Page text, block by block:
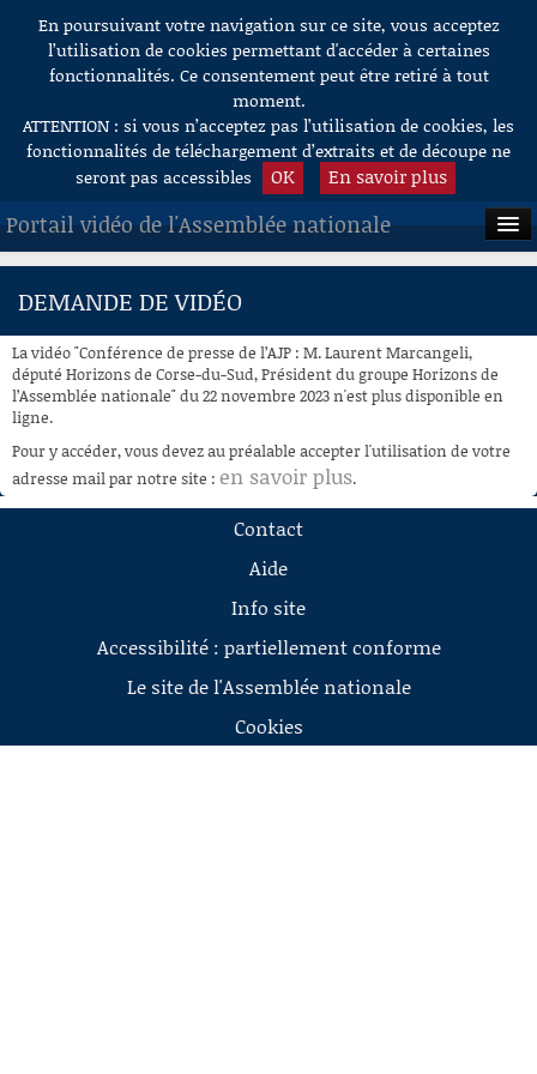
Aller au contenu
En poursuivant votre navigation sur ce site, vous acceptez
l’utilisation de cookies permettant d'accéder à certaines
fonctionnalités. Ce consentement peut être retiré à tout
moment.
ATTENTION : si vous n’acceptez pas l’utilisation de cookies, les
fonctionnalités de téléchargement d’extraits et de découpe ne
seront pas accessibles
OK En savoir plus
Portail vidéo de l'Assemblée nationale
ACCUEIL
À LA DEMANDE
RECHERCHE
AIDE À LA DÉCOUPE
DE VIDÉOS
DEMANDE DE VIDÉO
La vidéo "Conférence de presse de l’AJP : M. Laurent Marcangeli,
député Horizons de Corse-du-Sud, Président du groupe Horizons de
l’Assemblée nationale" du 22 novembre 2023 n'est plus disponible en
ligne.
Pour y accéder, vous devez au préalable accepter l'utilisation de votre
adresse mail par notre site : en savoir plus.
Contact
Aide
Info site
Accessibilité : partiellement conforme
Le site de l'Assemblée nationale
Cookies